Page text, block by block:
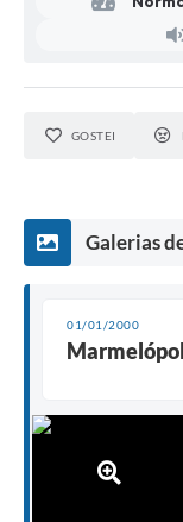
GOSTEI
Galerias
01/01/2000